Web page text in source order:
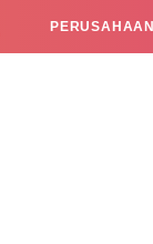
PERUSAHAAN